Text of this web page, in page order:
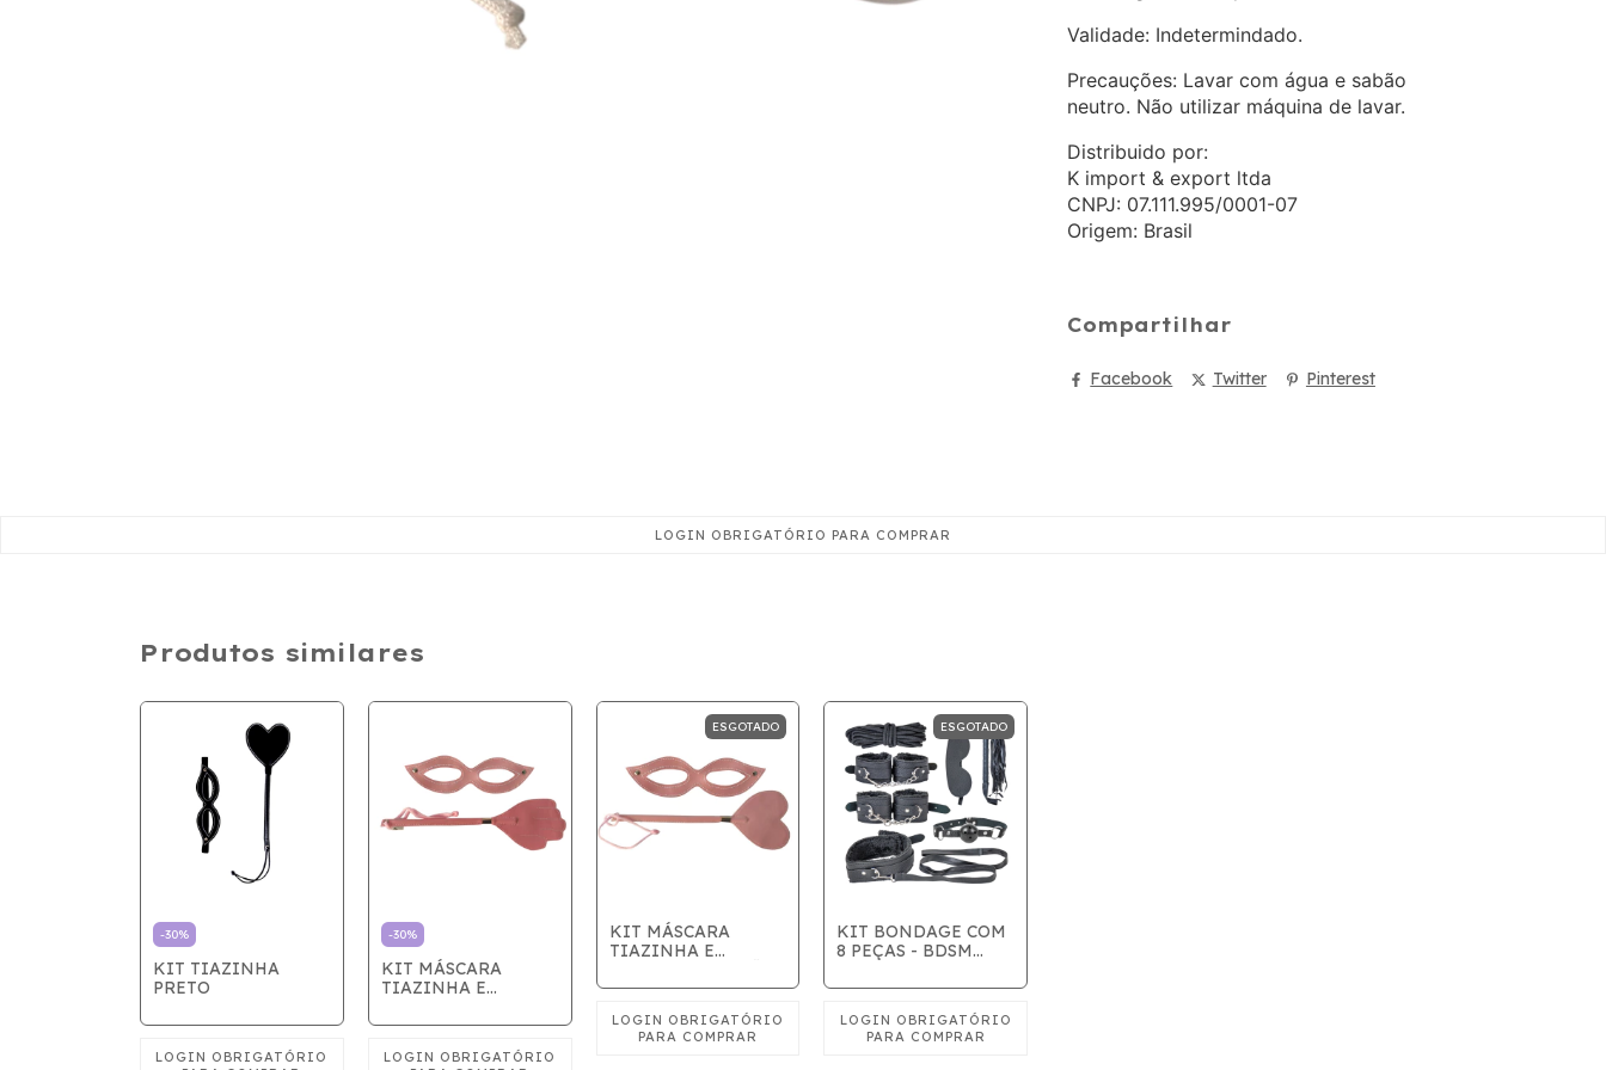
Validade: Indetermindado.
Precauções: Lavar com água e sabão
neutro. Não utilizar máquina de lavar.
Distribuido por:
K import & export ltda
CNPJ: 07.111.995/0001-07
Origem: Brasil
Compartilhar
Facebook Twitter Pinterest
Produtos similares
-30%
KIT TIAZINHA
PRETO
-30%
KIT MÁSCARA
TIAZINHA E
MÃOZINHA
ESGOTADO
KIT MÁSCARA
TIAZINHA E
ESGOTADO
KIT BONDAGE COM
8 PEÇAS - BDSM